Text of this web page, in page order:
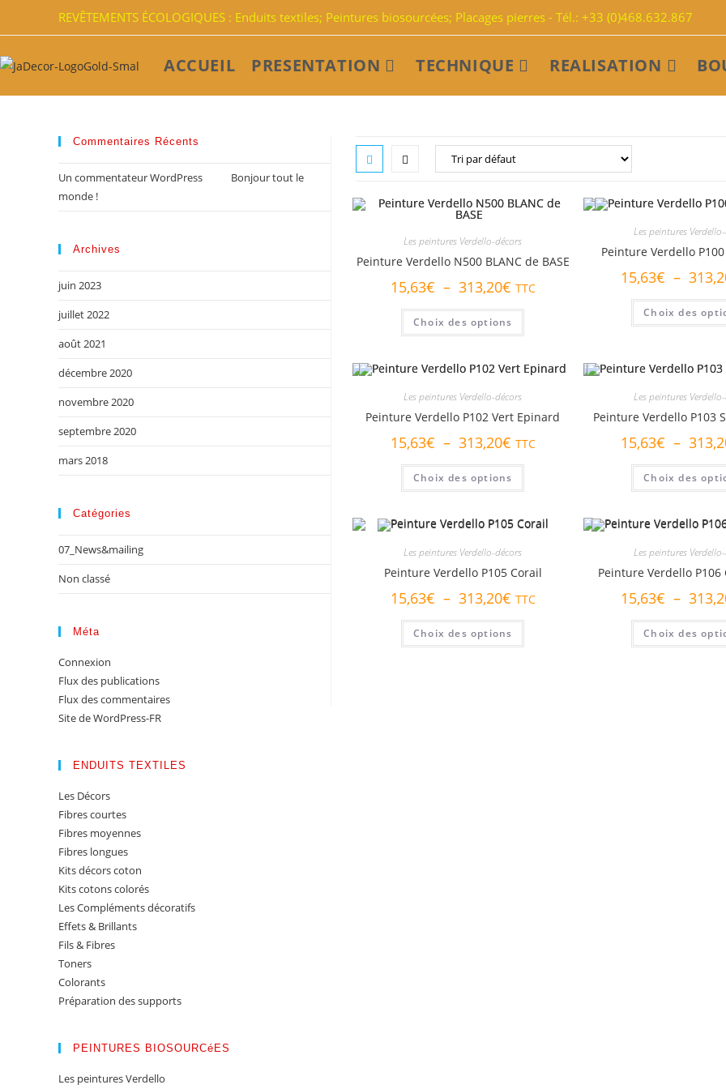
REVÊTEMENTS ÉCOLOGIQUES : Enduits textiles; Peintures biosourcées; Placages pierres - Tél.: +33 (0)468.632.867
ACCUEIL PRESENTATION TECHNIQUE REALISATION
Les peintures Verdello-décors
Peinture Verdello N500 BLANC de BASE
15,63€ – 313,20€Plage
de
prix :
15,63€
à
313,20€
TTC
Choix des options
Ce
a
Les
choisies
sur
la
page
du
Les peintures
Peinture Verdello
15,63€ –
Choix des
Les peintures Verdello-décors
Peinture Verdello P102 Vert Epinard
15,63€ – 313,20€Plage
de
prix :
15,63€
à
313,20€
TTC
Choix des options
Ce
a
Les
choisies
sur
la
page
Les peintures
Peinture Verdello P103
15,63€ –
Choix des
Les peintures Verdello-décors
Peinture Verdello P105 Corail
15,63€ – 313,20€Plage
de
prix :
15,63€
à
313,20€
TTC
Choix des options
Ce
a
Les peintures
Peinture Verdello P106
15,63€ –
Choix des
Commentaires Récents
Un commentateur WordPress
Bonjour tout le
monde !
Archives
juin 2023
juillet 2022
août 2021
décembre 2020
novembre 2020
septembre 2020
mars 2018
Catégories
07_News&mailing
Non classé
Méta
Connexion
Flux des publications
Flux des commentaires
Site de WordPress-FR
ENDUITS TEXTILES
Les Décors
Fibres courtes
Fibres moyennes
Fibres longues
Kits décors coton
Kits cotons colorés
Les Compléments décoratifs
Effets & Brillants
Fils & Fibres
Toners
Colorants
Préparation des supports
PEINTURES BIOSOURCéES
Les peintures Verdello